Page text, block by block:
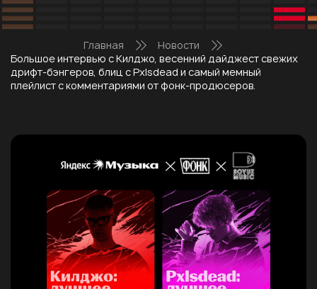
Главная
Новости
Большое интервью с Килджо, весенний дайджест свежих
дрифт-бэнгеров, блиц с Pxlsdead и самый мемный
плейлист с комментариями от фонк-продюсеров.